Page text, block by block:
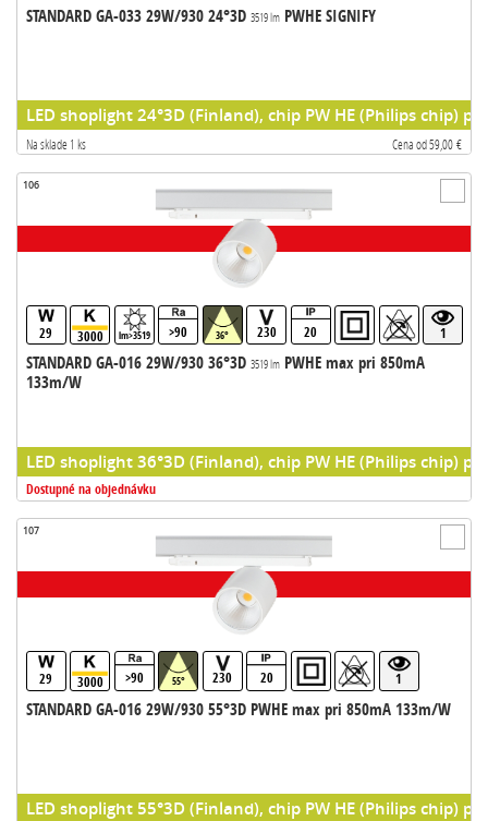
STANDARD GA-033 29W/930 24°3D 3519 lmPWHE SIGNIFY
LED shoplight 24°3D (Finland), chip PW HE (Philips chip)
Na sklade 1 ks Cena od 59,00 €
106
29 3000 lm>3519 >90 36° 230 20 1
STANDARD GA-016 29W/930 36°3D 3519 lmPWHE max pri 850mA
133m/W
LED shoplight 36°3D (Finland), chip PW HE (Philips chip)
Dostupné na objednávku
107
29 3000 >90 55° 230 20 1
STANDARD GA-016 29W/930 55°3D PWHE max pri 850mA 133m/W
LED shoplight 55°3D (Finland), chip PW HE (Philips chip)